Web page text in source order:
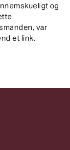
og
var
et link.